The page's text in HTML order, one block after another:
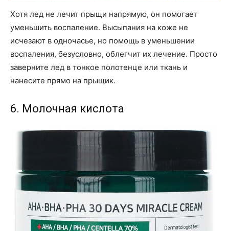
Хотя лед не лечит прыщи напрямую, он помогает
уменьшить воспаление. Высыпания на коже не
исчезают в одночасье, но помощь в уменьшении
воспаления, безусловно, облегчит их лечение. Просто
заверните лед в тонкое полотенце или ткань и
нанесите прямо на прыщик.
6. Молочная кислота